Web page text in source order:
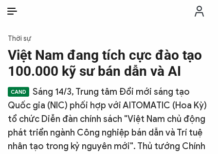
THỜI SỰ
CHỐNG DIỄN BIẾN HÒA BÌNH
CÔNG AN TRONG LÒNG DÂN
Thời sự
Việt Nam đang tích cực đào tạo
100.000 kỹ sư bán dẫn và AI
Sáng 14/3, Trung tâm Đổi mới sáng tạo
Quốc gia (NIC) phối hợp với AITOMATIC (Hoa Kỳ)
tổ chức Diễn đàn chính sách "Việt Nam chủ động
phát triển ngành Công nghiệp bán dẫn và Trí tuệ
nhân tạo trong kỷ nguyên mới". Thủ tướng Chính